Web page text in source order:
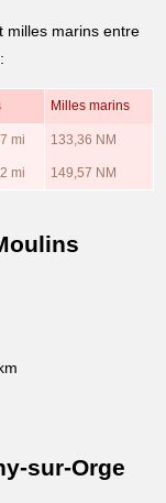
milles marins entre
Milles marins
mi 133,36 NM
mi 149,57 NM
sur-Orge